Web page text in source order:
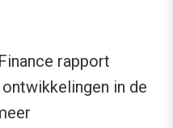
rapport
in de